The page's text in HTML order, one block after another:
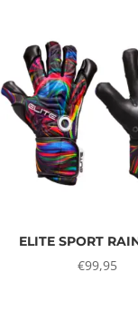
ELITE SPORT
€99,95